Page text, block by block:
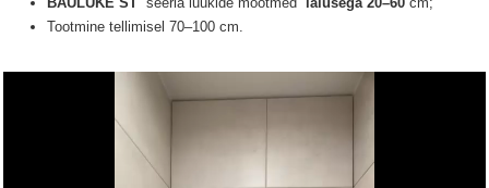
Tootmine tellimisel 70–100 cm.